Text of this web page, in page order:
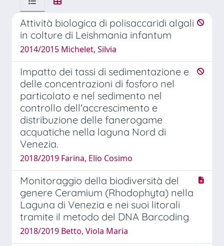
Attività biologica di polisaccaridi algali
in colture di Leishmania infantum
2014/2015 Michelet, Silvia
Impatto dei tassi di sedimentazione e
delle concentrazioni di fosforo nel
particolato e nel sedimento nel
controllo dell'accrescimento e
distribuzione delle fanerogame
acquatiche nella laguna Nord di
Venezia.
2018/2019 Farina, Elio Cosimo
Monitoraggio della biodiversità del
genere Ceramium (Rhodophyta) nella
Laguna di Venezia e nei suoi litorali
tramite il metodo del DNA Barcoding
2018/2019 Betto, Viola Maria